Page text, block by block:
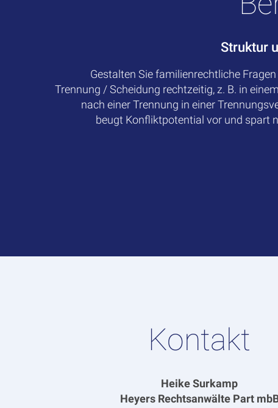
Struktur
Gestalten Sie familienrechtliche
Trennung / Scheidung rechtzeitig, z. B. in
nach einer Trennung in einer
beugt Konfliktpotential vor und spart
Kontakt
Heike Surkamp
Heyers Rechtsanwälte Part